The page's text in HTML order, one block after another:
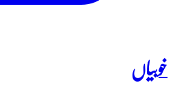
خوبیاں